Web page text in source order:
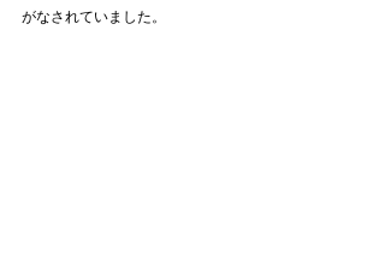
がなされていました。